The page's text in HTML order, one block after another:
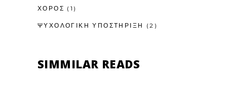
ΧΟΡΟΣ (1)
ΨΥΧΟΛΟΓΙΚΉ ΥΠΟΣΤΉΡΙΞΗ (2)
SIMMILAR READS